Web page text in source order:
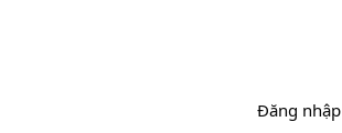
Đăng nhập